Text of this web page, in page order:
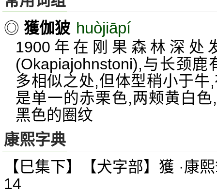
◎ 獲伽狓 huòjiāpí
1900年在刚果森林深处
(Okapiajohnstoni),与长颈
多相似之处,但体型稍小于
是单一的赤栗色,两颊黄白
黑色的圈纹
康熙字典
【巳集下】【犬字部】獲 ·康
14